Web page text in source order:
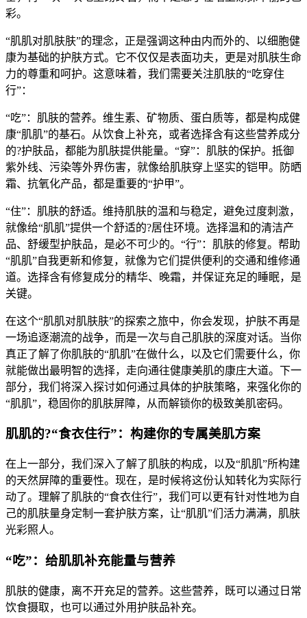
彩。
“肌肌对肌肤肤”的理念，正是强调这种由内而外的、以细胞健
康为基础的护肤方式。它不仅仅是表面功夫，更是对肌肤生命
力的尊重和呵护。这意味着，我们需要关注肌肤的“吃穿住
行”：
“吃”：肌肤的营养。维生素、矿物质、蛋白质等，都是构成健
康“肌肌”的基石。从饮食上补充，或者选择含有这些营养成分
的?护肤品，都能为肌肤提供能量。“穿”：肌肤的保护。抵御
紫外线、污染等外界伤害，就像给肌肤穿上坚实的铠甲。防晒
霜、抗氧化产品，都是重要的“护甲”。
“住”：肌肤的舒适。维持肌肤的温和与稳定，避免过度刺激，
就像给“肌肌”提供一个舒适的?居住环境。选择温和的清洁产
品、舒缓型护肤品，是必不可少的。“行”：肌肤的修复。帮助
“肌肌”自我更新和修复，就像为它们提供便利的交通和维修通
道。选择含有修复成分的精华、晚霜，并保证充足的睡眠，是
关键。
在这个“肌肌对肌肤肤”的探索之旅中，你会发现，护肤不再是
一场追逐潮流的战争，而是一次与自己肌肤的深度对话。当你
真正了解了你肌肤的“肌肌”在做什么，以及它们需要什么，你
就能做出最明智的选择，走向通往健康美肌的康庄大道。下一
部分，我们将深入探讨如何通过具体的护肤策略，来强化你的
“肌肌”，稳固你的肌肤屏障，从而解锁你的极致美肌密码。
肌肌的?“食衣住行”：构建你的专属美肌方案
在上一部分，我们深入了解了肌肤的构成，以及“肌肌”所构建
的天然屏障的重要性。现在，是时候将这份认知转化为实际行
动了。理解了肌肤的“食衣住行”，我们可以更有针对性地为自
己的肌肤量身定制一套护肤方案，让“肌肌”们活力满满，肌肤
光彩照人。
“吃”：给肌肌补充能量与营养
肌肤的健康，离不开充足的营养。这些营养，既可以通过日常
饮食摄取，也可以通过外用护肤品补充。